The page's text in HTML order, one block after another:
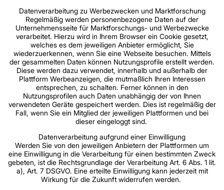
Datenverarbeitung zu Werbezwecken und Marktforschung
Regelmäßig werden personenbezogene Daten auf der
Unternehmensseite für Marktforschungs- und Werbezwecke
verarbeitet. Hierzu wird in Ihrem Browser ein Cookie gesetzt,
welches es dem jeweiligen Anbieter ermöglicht, Sie
wiederzuerkennen, wenn Sie eine Webseite besuchen. Mittels
der gesammelten Daten können Nutzungsprofile erstellt werden.
Diese werden dazu verwendet, innerhalb und außerhalb der
Plattform Werbeanzeigen, die mutmaßlich Ihren Interessen
entsprechen, zu schalten. Ferner können in den
Nutzungsprofilen auch Daten unabhängig der von Ihnen
verwendeten Geräte gespeichert werden. Dies ist regelmäßig der
Fall, wenn Sie ein Mitglied der jeweiligen Plattformen und bei
dieser eingeloggt sind.
Datenverarbeitung aufgrund einer Einwilligung
Werden Sie von den jeweiligen Anbietern der Plattformen um
eine Einwilligung in die Verarbeitung für einen bestimmten Zweck
gebeten, ist die Rechtsgrundlage der Verarbeitung Art. 6 Abs. 1 lit.
a), Art. 7 DSGVO. Eine erteilte Einwilligung kann jederzeit mit
Wirkung für die Zukunft widerrufen werden.